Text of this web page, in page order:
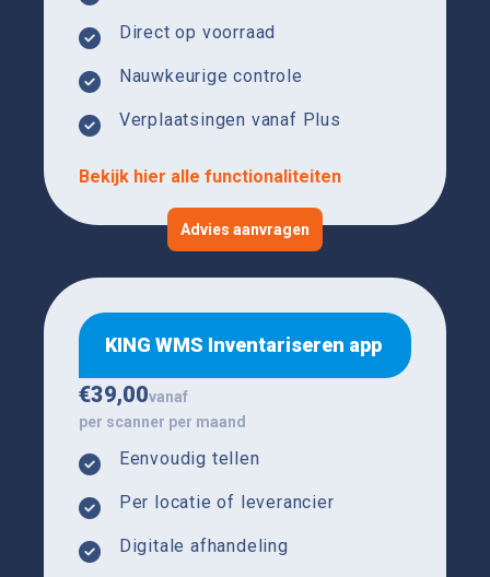
Direct op voorraad
Nauwkeurige controle
Verplaatsingen vanaf Plus
Bekijk hier alle functionaliteiten
Advies aanvragen
KING WMS Inventariseren app
€39,00vanaf
per scanner per maand
Eenvoudig tellen
Per locatie of leverancier
Digitale afhandeling